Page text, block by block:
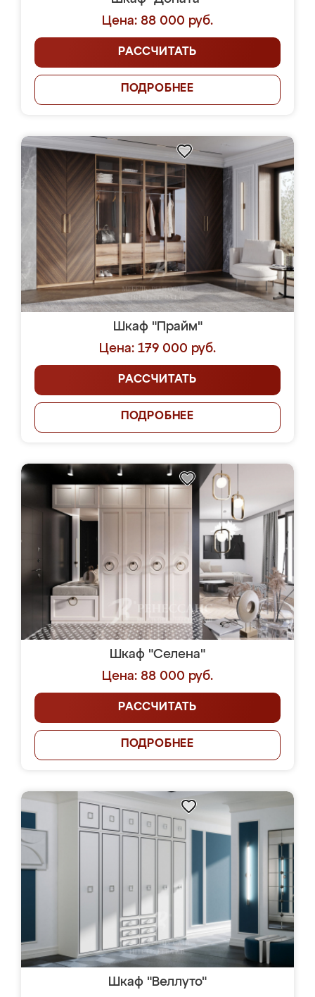
Цена: 88 000 руб.
РАССЧИТАТЬ
ПОДРОБНЕЕ
Шкаф "Прайм"
Цена: 179 000 руб.
РАССЧИТАТЬ
ПОДРОБНЕЕ
Шкаф "Селена"
Цена: 88 000 руб.
РАССЧИТАТЬ
ПОДРОБНЕЕ
Шкаф "Веллуто"